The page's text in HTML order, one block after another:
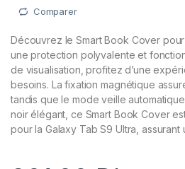
Comparer
Découvrez le Smart Book Cover pour
une protection polyvalente et
de visualisation, profitez d’une
besoins. La fixation magnétique
tandis que le mode veille
noir élégant, ce Smart Book Cover
pour la Galaxy Tab S9 Ultra, assurant